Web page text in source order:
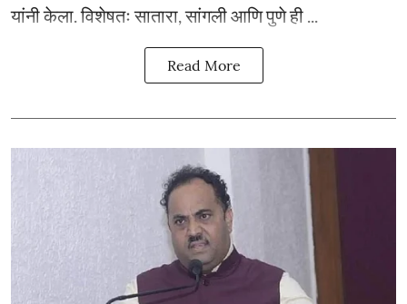
यांनी केला. विशेषतः सातारा, सांगली आणि पुणे ही ...
Read More